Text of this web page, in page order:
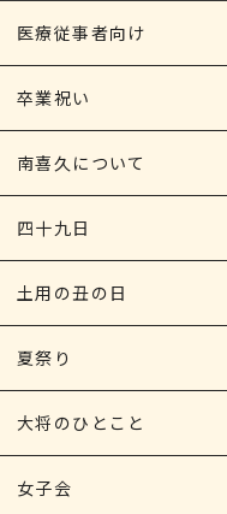
医療従事者向け
卒業祝い
南喜久について
四十九日
土用の丑の日
夏祭り
大将のひとこと
女子会